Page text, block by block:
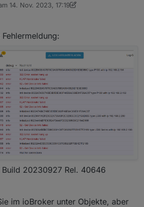
14. Nov. 2023, 17:19
von marcelinho
Build 20230927 Rel. 40646
im ioBroker unter Objekte, aber